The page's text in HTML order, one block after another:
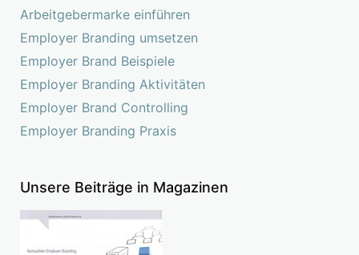
Arbeitgebermarke einführen
Employer Branding umsetzen
Employer Brand Beispiele
Employer Branding Aktivitäten
Employer Brand Controlling
Employer Branding Praxis
Unsere Beiträge in Magazinen